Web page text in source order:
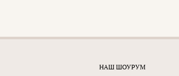
НАШ ШОУРУМ